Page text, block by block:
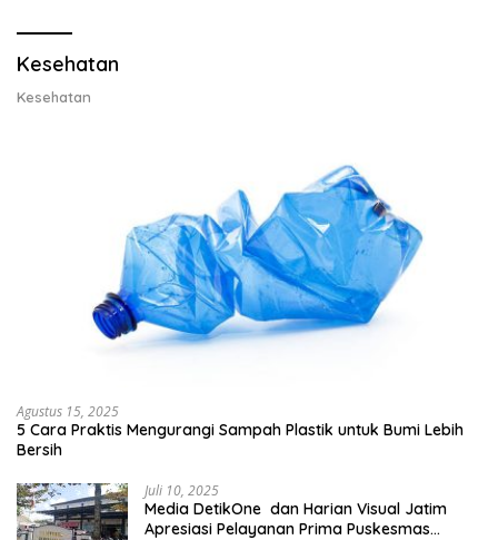
Kesehatan
Kesehatan
Agustus 15, 2025
5 Cara Praktis Mengurangi Sampah Plastik untuk Bumi Lebih
Bersih
Juli 10, 2025
Media DetikOne dan Harian Visual Jatim
Apresiasi Pelayanan Prima Puskesmas